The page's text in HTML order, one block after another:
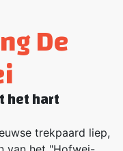
De
het hart
trekpaard liep,